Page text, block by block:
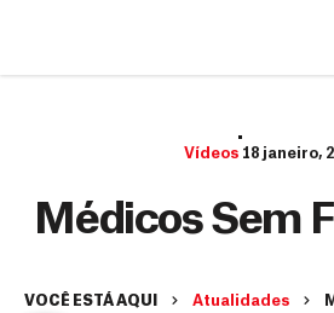
Vídeos 18 janeiro,
Médicos Sem
VOCÊ ESTÁ AQUI Atualidades
a